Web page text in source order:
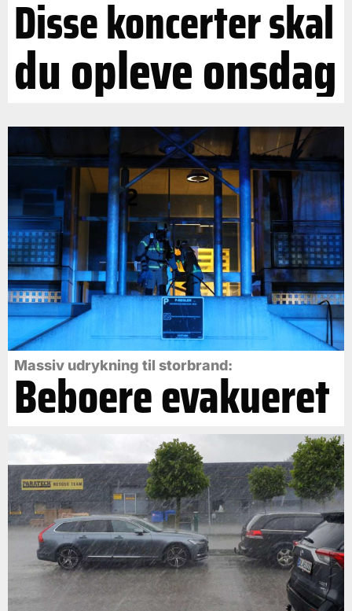
Disse koncerter skal
du opleve onsdag
Massiv udrykning til storbrand:
Beboere evakueret